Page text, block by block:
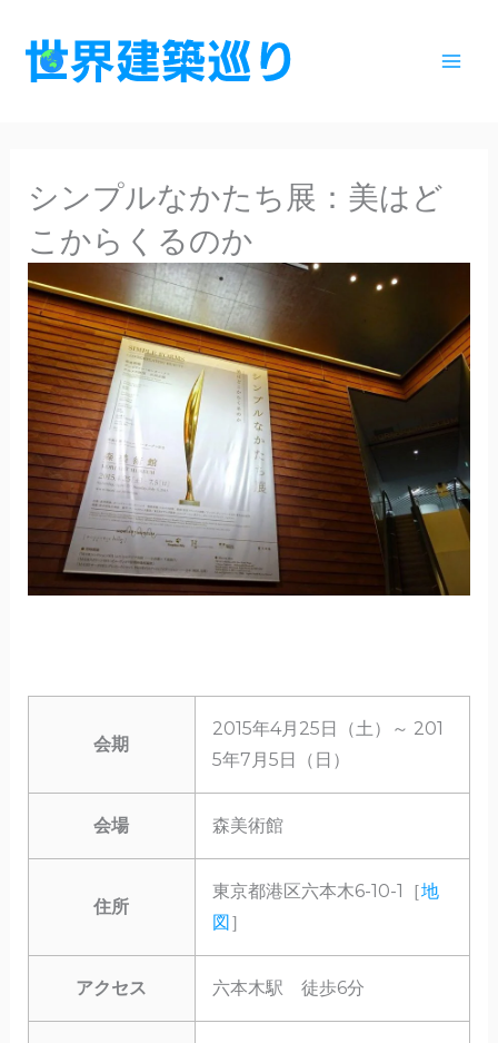
シンプルなかたち展：美はど
こからくるのか
会期
2015年4月25日（土）～ 201
5年7月5日（日）
会場 森美術館
住所
東京都港区六本木6-10-1［地
図］
アクセス 六本木駅 徒歩6分